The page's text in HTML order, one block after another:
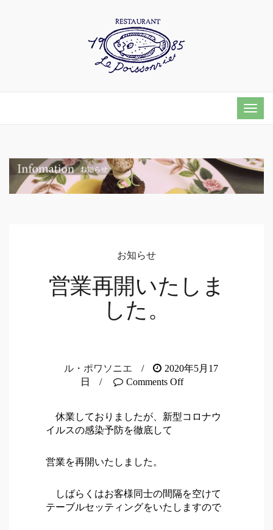
お知らせ
営業再開いたしま
した。
ル・ポワソニエ /
2020年5月17
日
/ Comments Off
休業しておりましたが、新型コロナウ
イルスの感染予防を徹底して
営業を再開いたしました。
しばらくはお客様同士の間隔を空けて
テーブルセッティングをいたしますので